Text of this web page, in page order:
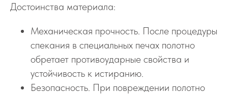
Достоинства материала:
Механическая прочность. После процедуры
спекания в специальных печах полотно
обретает противоударные свойства и
устойчивость к истиранию.
Безопасность. При повреждении полотно